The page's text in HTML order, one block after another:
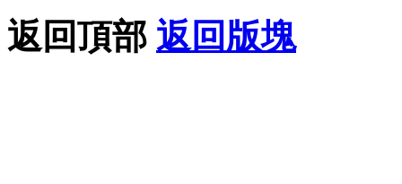
返回頂部 返回版塊